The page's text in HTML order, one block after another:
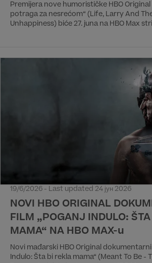
Premijera nove humorističke HBO Original
potraga za nesrećom“ (Life, Larry And
Unhappiness) biće 27. juna na HBO Max
19/6/2026 - Last updated 24 јун 2026
NOVI HBO ORIGINAL
FILM „POGANJ INDULO:
MAMA“ NA HBO MAX-u
Novi mađarski HBO Original dokumentarni
Indulo: Šta bi rekla mama“ (Meant To Be -